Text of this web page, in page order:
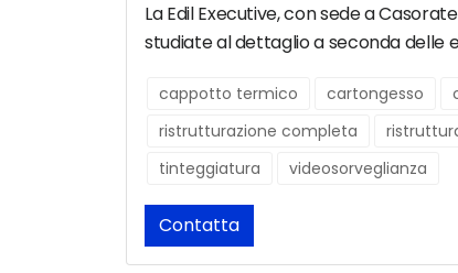
La Edil Executive, con sede a
studiate al dettaglio a seconda delle
cappotto termico cartongesso
ristrutturazione completa
tinteggiatura
videosorveglianza
Contatta